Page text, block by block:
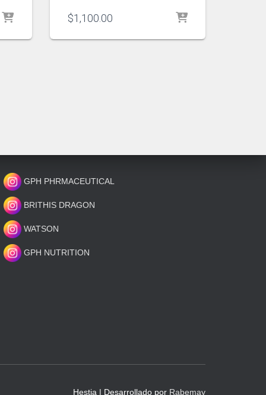
$1,100.00
GPH PHRMACEUTICAL
BRITHIS DRAGON
WATSON
GPH NUTRITION
Hestia | Desarrollado por Rabemay